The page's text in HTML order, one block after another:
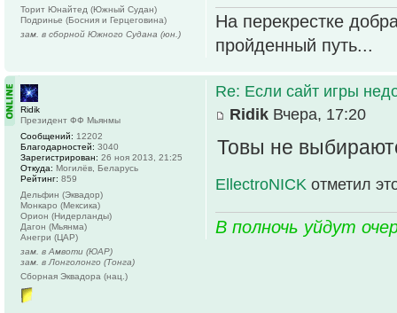
На перекрестке
пройденный путь...
Торит Юнайтед (Южный Судан)
Подринье (Босния и Герцеговина)
зам. в сборной Южного Судана (юн.)
Re: Если сайт игры
Ridik Вчера, 17:20
Товы не
EllectroNICK отметил
В полночь уйдут
Ridik
Президент ФФ Мьянмы
Сообщений: 12202
Благодарностей: 3040
Зарегистрирован: 26 ноя 2013, 21:25
Откуда: Могилёв, Беларусь
Рейтинг: 859
Дельфин (Эквадор)
Монкаро (Мексика)
Орион (Нидерланды)
Дагон (Мьянма)
Анегри (ЦАР)
зам. в Амвоти (ЮАР)
зам. в Лонголонго (Тонга)
Сборная Эквадора (нац.)